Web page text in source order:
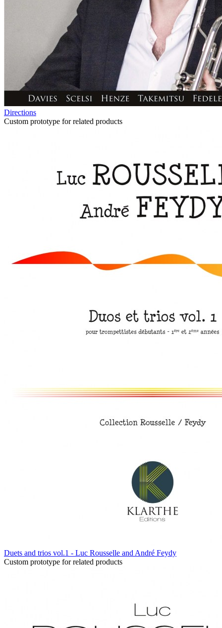
Directions
Custom prototype for related products
Duets and trios vol.1 - Luc Rousselle and André Feydy
Custom prototype for related products